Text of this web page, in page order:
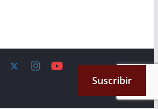
. All rights reserved.
Powered byWordPress.
Suscribir